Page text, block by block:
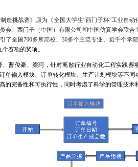
制造挑战赛》原为《全国大学生“西门子杯”工业
会、西门子（中国）有限公司和中国仿真学会联合
了全国700多所高校、30多个主流专业、近千个学
赛项的奖项。
、曹俊豪、梁珂，针对离散行业自动化工程实践赛
单输入模块、订单转化模块、生产计划模块等不
的完备性和可执行性，同时考虑了科学的管理技